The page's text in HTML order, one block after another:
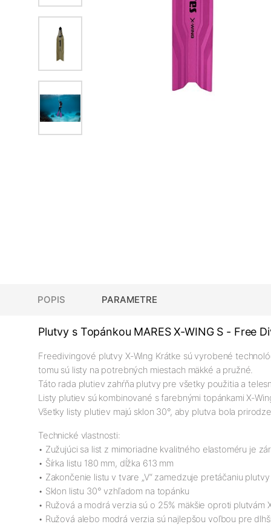
POPIS PARAMETRE
Plutvy s Topánkou MARES X-WING S - Free
Freedivingové plutvy X-Wing Krátke sú vyrobené
tomu sú listy na potrebných miestach mäkké a pružné.
Táto rada plutiev zahŕňa plutvy pre všetky použitia a
Listy plutiev sú kombinované s farebnými topánkami X-
Všetky listy plutiev majú sklon 30°, aby plutva bola
Technické vlastnosti:
• Zužujúci sa list z mimoriadne kvalitného elastoméru je
• Šírka listu 180 mm, dĺžka 613 mm
• Zakončenie listu v tvare „V“ zamedzuje pretáčaniu
• Sklon listu 30° vzhľadom na topánku
• Ružová a modrá verzia sú o 25% mäkšie oproti plutvám
• Ružová alebo modrá verzia sú najlepšou voľbou pre